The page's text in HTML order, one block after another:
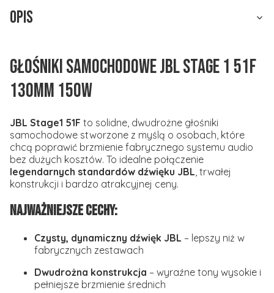
Opis
Głośniki samochodowe JBL Stage 1 51F
130mm 150W
JBL Stage1 51F to solidne, dwudrożne głośniki
samochodowe stworzone z myślą o osobach, które
chcą poprawić brzmienie fabrycznego systemu audio
bez dużych kosztów. To idealne połączenie
legendarnych standardów dźwięku JBL , trwałej
konstrukcji i bardzo atrakcyjnej ceny.
Najważniejsze cechy:
Czysty, dynamiczny dźwięk JBL – lepszy niż w
fabrycznych zestawach
Dwudrożna konstrukcja – wyraźne tony wysokie i
pełniejsze brzmienie średnich